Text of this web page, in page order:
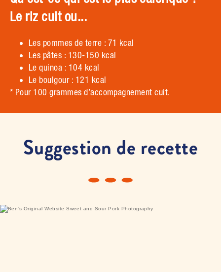
Le riz cuit ou...
Les pommes de terre : 71 kcal
Les pâtes : 130-150 kcal
Le quinoa : 104 kcal
Le boulgour : 121 kcal
* Pour 100 grammes d’accompagnement cuit.
Suggestion de recette